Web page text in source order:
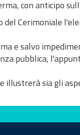
con anticipo
Cerimoniale
e salvo
pubblica,
illustrerà sia gli